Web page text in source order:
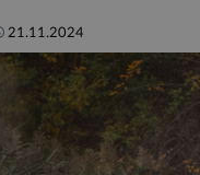
21.11.2024